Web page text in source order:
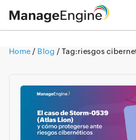
Home / Blog / Tag:riesgos